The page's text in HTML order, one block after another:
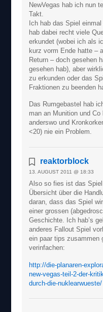
NewVegas hab ich nun
Takt.
Ich hab das Spiel einmal
hab dabei recht viele
erkundet (wobei ich als
kurz vorm Ende hatte –
Return – doch gesehen
gesehen hab), aber
zu erkunden oder das
Fraktionen zu beenden
Das Rumgebastel hab
man an Munition und
anderswo und
<20) nie ein Problem.
reaktorblock
13. AUGUST 2011 @ 18:33
Also so fies ist das
Übersicht über die
daran, dass das Spiel
einer grossen
Geschichte. Ich hab’s
anderes Fallout Spiel
ein paar tips zusammen
verinfachen:
http://die-planaren-
new-vegas-teil-2-der-
durch-die-nuklearwueste/